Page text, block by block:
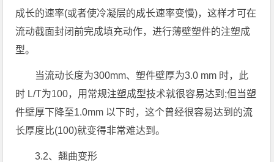
成长的速率(或者使冷凝层的成长速率变慢)，这样才可在
流动截面封闭前完成填充动作，进行薄壁塑件的注塑成
型。
当流动长度为300mm、塑件壁厚为3.0 mm 时，此
时 L/T为100，用常规注塑成型技术就很容易达到;但当塑
件壁厚下降至1.0mm 以下时，这个曾经很容易达到的流
长厚度比(100)就变得非常难达到。
3.2、翘曲变形